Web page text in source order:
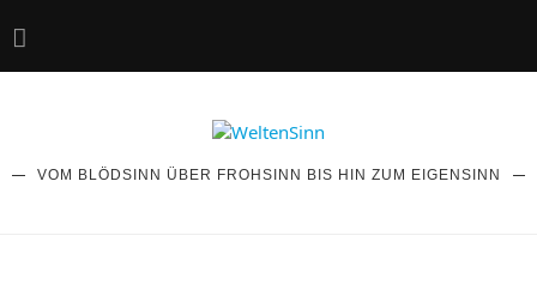
VOM BLÖDSINN ÜBER FROHSINN BIS HIN ZUM EIGENSINN